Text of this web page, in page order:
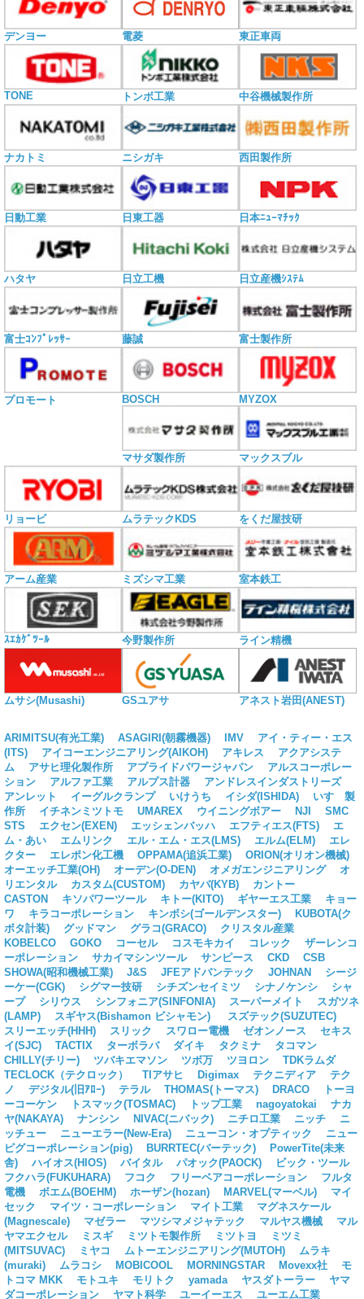
デンヨー 電菱 東正車両
TONE トンボ工業 中谷機械製作所
ナカトミ ニシガキ 西田製作所
日動工業 日東工器 日本ﾆｭｰﾏﾁｯｸ
ハタヤ 日立工機 日立産機ｼｽﾃﾑ
富士ｺﾝﾌﾟﾚｯｻｰ 藤誠 富士製作所
プロモート BOSCH MYZOX
マサダ製作所 マックスブル
リョービ ムラテックKDS をくだ屋技研
アーム産業 ミズシマ工業 室本鉄工
ｽｴｶｹﾞﾂｰﾙ 今野製作所 ライン精機
ムサシ(Musashi) GSユアサ アネスト岩田(ANEST)
ARIMITSU(有光工業) ASAGIRI(朝霧機器) IMV
アイ・ティー・エス
(ITS)
アイコーエンジニアリング(AIKOH) アキレス
アクアシステ
ム
アサヒ理化製作所 アプライドパワージャパン
アルスコーポレー
ション
アルファ工業 アルプス計器
アンドレスインダストリーズ
アンレット
イーグルクランプ いけうち イシダ(ISHIDA)
いすゞ製
作所
イチネンミツトモ UMAREX ウイニングボアー NJI
SMC
STS
エクセン(EXEN) エッシェンバッハ エフティエス(FTS)
エ
ム・あい
エムリンク エル・エム・エス(LMS) エルム(ELM)
エレ
クター
エレポン化工機 OPPAMA(追浜工業)
ORION(オリオン機械)
オーエッチ工業(OH)
オーデン(O-DEN) オメガエンジニアリング
オ
リエンタル
カスタム(CUSTOM) カヤバ(KYB)
カントー
CASTON
キソパワーツール キトー(KITO) ギヤーエス工業
キョー
ワ
キラコーポレーション キンボシ(ゴールデンスター)
KUBOTA(ク
ボタ計装)
グッドマン グラコ(GRACO)
クリスタル産業
KOBELCO
GOKO コーセル コスモキカイ コレック
ザーレンコ
ーポレーション
サカイマシンツール サンピース CKD
CSB
SHOWA(昭和機械工業)
J&S JFEアドバンテック JOHNAN
シージ
ーケー(CGK)
シグマー技研 シチズンセイミツ シナノケンシ
シャ
ープ
シリウス シンフォニア(SINFONIA) スーパーメイト
スガツネ
(LAMP)
スギヤス(Bishamon ビシャモン)
スズテック(SUZUTEC)
スリーエッチ(HHH)
スリック スワロー電機 ゼオンノース
セキス
イ(SJC)
TACTIX ターボラバ ダイキ タクミナ
タコマン
CHILLY(チリー)
ツバキエマソン ツボ万 ツヨロン
TDKラムダ
TECLOCK（テクロック）
TIアサヒ Digimax テクニディア
テク
ノ
デジタル(旧ｱﾛｰ) テラル THOMAS(トーマス) DRACO
トーヨ
ーコーケン
トスマック(TOSMAC) トップ工業 nagoyatokai
ナカ
ヤ(NAKAYA)
ナンシン NIVAC(ニバック) ニチロ工業 ニッチ
ニ
ッチュー
ニューエラー(New-Era) ニューコン・オプティック
ニュー
ピグコーポレーション(pig)
BURRTEC(バーテック)
PowerTite(未来
舎)
ハイオス(HIOS) バイタル パオック(PAOCK)
ビック・ツール
フクハラ(FUKUHARA)
フコク フリーベアコーポレーション
フルタ
電機
ボエム(BOEHM) ホーザン(hozan) MARVEL(マーベル)
マイ
セック
マイツ・コーポレーション マイト工業
マグネスケール
(Magnescale)
マゼラー マツシマメジャテック マルヤス機械
マル
ヤマエクセル
ミスギ ミツトモ製作所 ミツトヨ
ミツミ
(MITSUVAC)
ミヤコ ムトーエンジニアリング(MUTOH)
ムラキ
(muraki)
ムラコシ MOBICOOL MORNINGSTAR Movexx社
モ
トコマ MKK
モトユキ モリトク yamada ヤスダトーラー
ヤマ
ダコーポレーション
ヤマト科学 ユーイーエス ユーエム工業